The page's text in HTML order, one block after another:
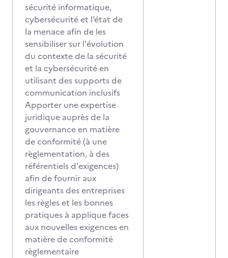
sécurité informatique,
cybersécurité et l’état de
la menace afin de les
sensibiliser sur l'évolution
du contexte de la sécurité
et la cybersécurité en
utilisant des supports de
communication inclusifs
Apporter une expertise
juridique auprès de la
gouvernance en matière
de conformité (à une
règlementation, à des
référentiels d'exigences)
afin de fournir aux
dirigeants des entreprises
les règles et les bonnes
pratiques à applique faces
aux nouvelles exigences en
matière de conformité
règlementaire